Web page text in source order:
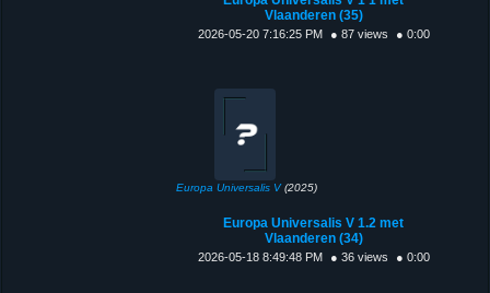
Vlaanderen (35)
2026-05-20 7:16:25 PM ● 87 views ● 0:00
Europa Universalis V(2025)
Europa Universalis V 1.2 met
Vlaanderen (34)
2026-05-18 8:49:48 PM ● 36 views ● 0:00